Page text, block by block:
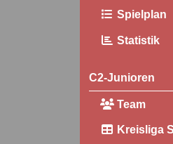
Spielplan
Statistik
C2-Junioren
Team
Kreisliga